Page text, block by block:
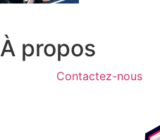
À propos
Contactez-nous